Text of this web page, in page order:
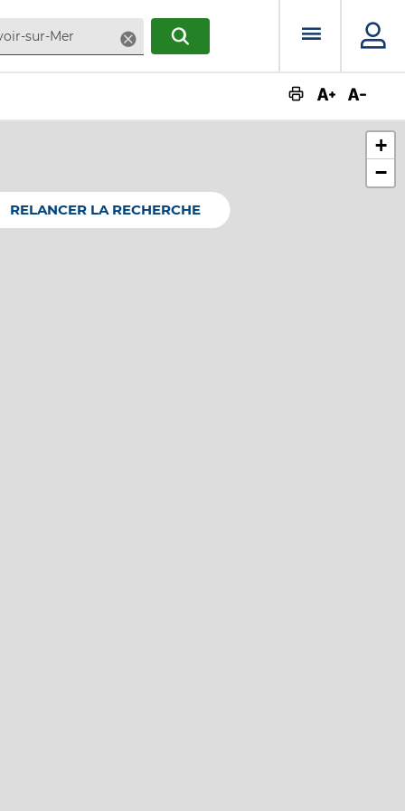
SupprimerRECHERCHERMenu
+
−
RELANCER LA RECHERCHE